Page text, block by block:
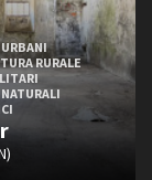
RURALE